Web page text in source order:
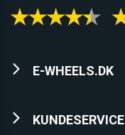
E-WHEELS.DK
KUNDESERVICE